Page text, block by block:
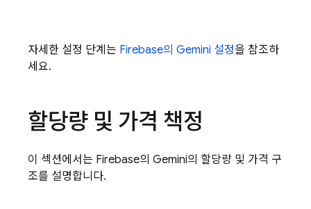
자세한 설정 단계는 Firebase의 Gemini 설정을 참조하
세요.
할당량 및 가격 책정
이 섹션에서는 Firebase의 Gemini의 할당량 및 가격 구
조를 설명합니다.